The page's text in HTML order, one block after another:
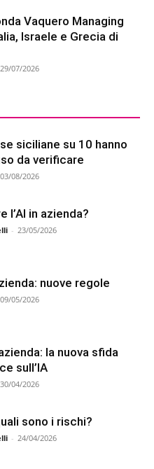
Vaquero Managing
Israele e Grecia di
29/07/2026
siciliane su 10 hanno
da verificare
03/08/2026
l’AI in azienda?
- 23/05/2026
nuove regole
09/05/2026
la nuova sfida
sull’IA
30/04/2026
sono i rischi?
- 24/04/2026